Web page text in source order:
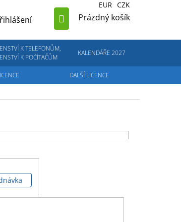
EUR CZK
NÁKUPNÍ
Prázdný košík
K TELEFONŮM,
K POČÍTAČŮM
KALENDÁŘE 2027
DALŠÍ LICENCE